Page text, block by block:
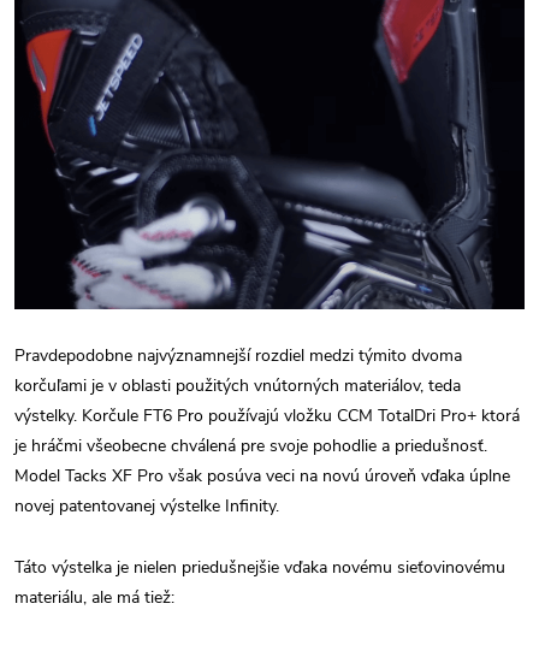
Pravdepodobne najvýznamnejší rozdiel medzi týmito dvoma
korčuľami je v oblasti použitých vnútorných materiálov, teda
výstelky. Korčule FT6 Pro používajú vložku CCM TotalDri Pro+ ktorá
je hráčmi všeobecne chválená pre svoje pohodlie a priedušnosť.
Model Tacks XF Pro však posúva veci na novú úroveň vďaka úplne
novej patentovanej výstelke Infinity.
Táto výstelka je nielen priedušnejšie vďaka novému sieťovinovému
materiálu, ale má tiež: